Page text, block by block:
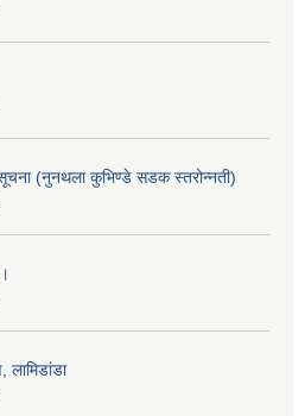
(नुनथला कुभिण्डे सडक स्तरोन्नती)
लामिडांडा